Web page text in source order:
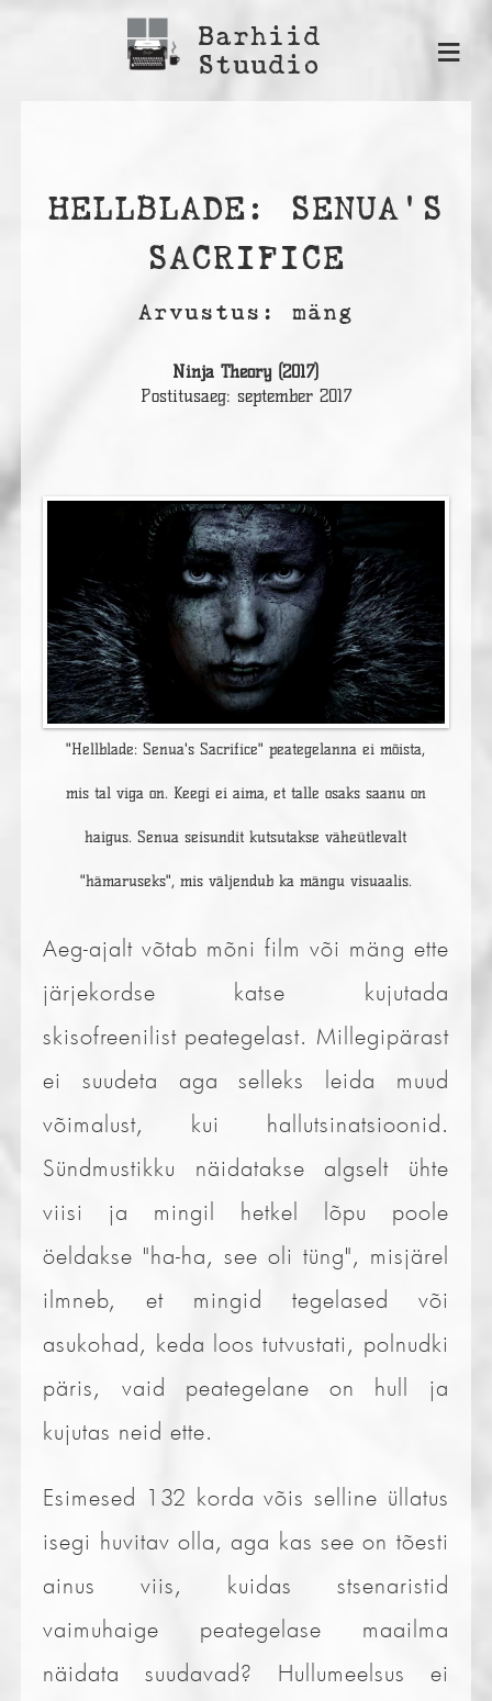
Barhiid
Stuudio
≡
HELLBLADE: SENUA'S
SACRIFICE
Arvustus: mäng
Ninja Theory (2017)
Postitusaeg: september 2017
"Hellblade: Senua's Sacrifice" peategelanna ei mõista,
mis tal viga on. Keegi ei aima, et talle osaks saanu on
haigus. Senua seisundit kutsutakse väheütlevalt
"hämaruseks", mis väljendub ka mängu visuaalis.
Aeg-ajalt võtab mõni film või mäng ette
järjekordse katse kujutada
skisofreenilist peategelast. Millegipärast
ei suudeta aga selleks leida muud
võimalust, kui hallutsinatsioonid.
Sündmustikku näidatakse algselt ühte
viisi ja mingil hetkel lõpu poole
öeldakse "ha-ha, see oli tüng", misjärel
ilmneb, et mingid tegelased või
asukohad, keda loos tutvustati, polnudki
päris, vaid peategelane on hull ja
kujutas neid ette.
Esimesed 132 korda võis selline üllatus
isegi huvitav olla, aga kas see on tõesti
ainus viis, kuidas stsenaristid
vaimuhaige peategelase maailma
näidata suudavad? Hullumeelsus ei